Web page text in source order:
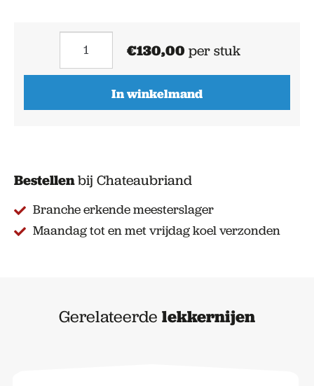
€130,00per stuk
Canard
4
In winkelmand
Bestellenbij Chateaubriand
Branche erkende meesterslager
Maandag tot en met vrijdag koel verzonden
Gerelateerde lekkernijen